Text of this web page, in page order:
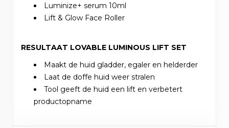
Luminize+ serum 10ml
Lift & Glow Face Roller
RESULTAAT LOVABLE LUMINOUS LIFT SET
Maakt de huid gladder, egaler en helderder
Laat de doffe huid weer stralen
Tool geeft de huid een lift en verbetert
productopname